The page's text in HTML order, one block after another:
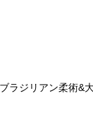
ラジリアン柔術&